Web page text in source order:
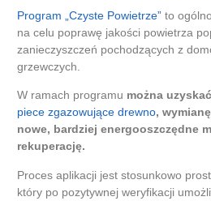
Program „Czyste Powietrze” to
na celu poprawę jakości powietrza
zanieczyszczeń pochodzących z
grzewczych.
W ramach programu można
piece zgazowujące drewno,
nowe, bardziej energooszczędne
rekuperację.
Proces aplikacji jest stosunkowo
który po pozytywnej weryfikacji